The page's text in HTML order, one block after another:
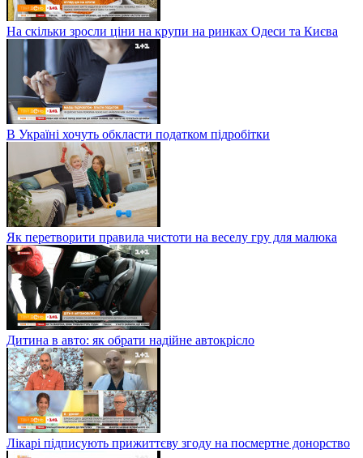
На скільки зросли ціни на крупи на ринках Одеси та Києва
В Україні хочуть обкласти податком підробітки
Як перетворити правила чистоти на веселу гру для малюка
Дитина в авто: як обрати надійне автокрісло
Лікарі підписують прижиттєву згоду на посмертне донорство